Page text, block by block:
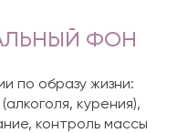
ФОН
по образу жизни:
курения),
контроль массы